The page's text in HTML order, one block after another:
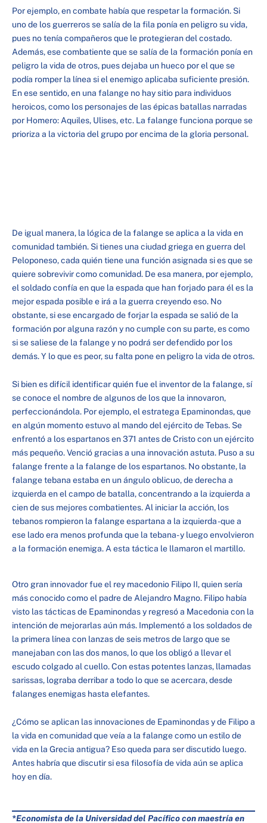
Por ejemplo, en combate había que respetar la formación. Si
uno de los guerreros se salía de la fila ponía en peligro su vida,
pues no tenía compañeros que le protegieran del costado.
Además, ese combatiente que se salía de la formación ponía en
peligro la vida de otros, pues dejaba un hueco por el que se
podía romper la línea si el enemigo aplicaba suficiente presión.
En ese sentido, en una falange no hay sitio para individuos
heroicos, como los personajes de las épicas batallas narradas
por Homero: Aquiles, Ulises, etc. La falange funciona porque se
prioriza a la victoria del grupo por encima de la gloria personal.
De igual manera, la lógica de la falange se aplica a la vida en
comunidad también. Si tienes una ciudad griega en guerra del
Peloponeso, cada quién tiene una función asignada si es que se
quiere sobrevivir como comunidad. De esa manera, por ejemplo,
el soldado confía en que la espada que han forjado para él es la
mejor espada posible e irá a la guerra creyendo eso. No
obstante, si ese encargado de forjar la espada se salió de la
formación por alguna razón y no cumple con su parte, es como
si se saliese de la falange y no podrá ser defendido por los
demás. Y lo que es peor, su falta pone en peligro la vida de otros.
Si bien es difícil identificar quién fue el inventor de la falange, sí
se conoce el nombre de algunos de los que la innovaron,
perfeccionándola. Por ejemplo, el estratega Epaminondas, que
en algún momento estuvo al mando del ejército de Tebas. Se
enfrentó a los espartanos en 371 antes de Cristo con un ejército
más pequeño. Venció gracias a una innovación astuta. Puso a su
falange frente a la falange de los espartanos. No obstante, la
falange tebana estaba en un ángulo oblicuo, de derecha a
izquierda en el campo de batalla, concentrando a la izquierda a
cien de sus mejores combatientes. Al iniciar la acción, los
tebanos rompieron la falange espartana a la izquierda -que a
ese lado era menos profunda que la tebana- y luego envolvieron
a la formación enemiga. A esta táctica le llamaron el martillo.
Otro gran innovador fue el rey macedonio Filipo II, quien sería
más conocido como el padre de Alejandro Magno. Filipo había
visto las tácticas de Epaminondas y regresó a Macedonia con la
intención de mejorarlas aún más. Implementó a los soldados de
la primera línea con lanzas de seis metros de largo que se
manejaban con las dos manos, lo que los obligó a llevar el
escudo colgado al cuello. Con estas potentes lanzas, llamadas
sarissas, lograba derribar a todo lo que se acercara, desde
falanges enemigas hasta elefantes.
¿Cómo se aplican las innovaciones de Epaminondas y de Filipo a
la vida en comunidad que veía a la falange como un estilo de
vida en la Grecia antigua? Eso queda para ser discutido luego.
Antes habría que discutir si esa filosofía de vida aún se aplica
hoy en día.
*Economista de la Universidad del Pacífico con maestría en